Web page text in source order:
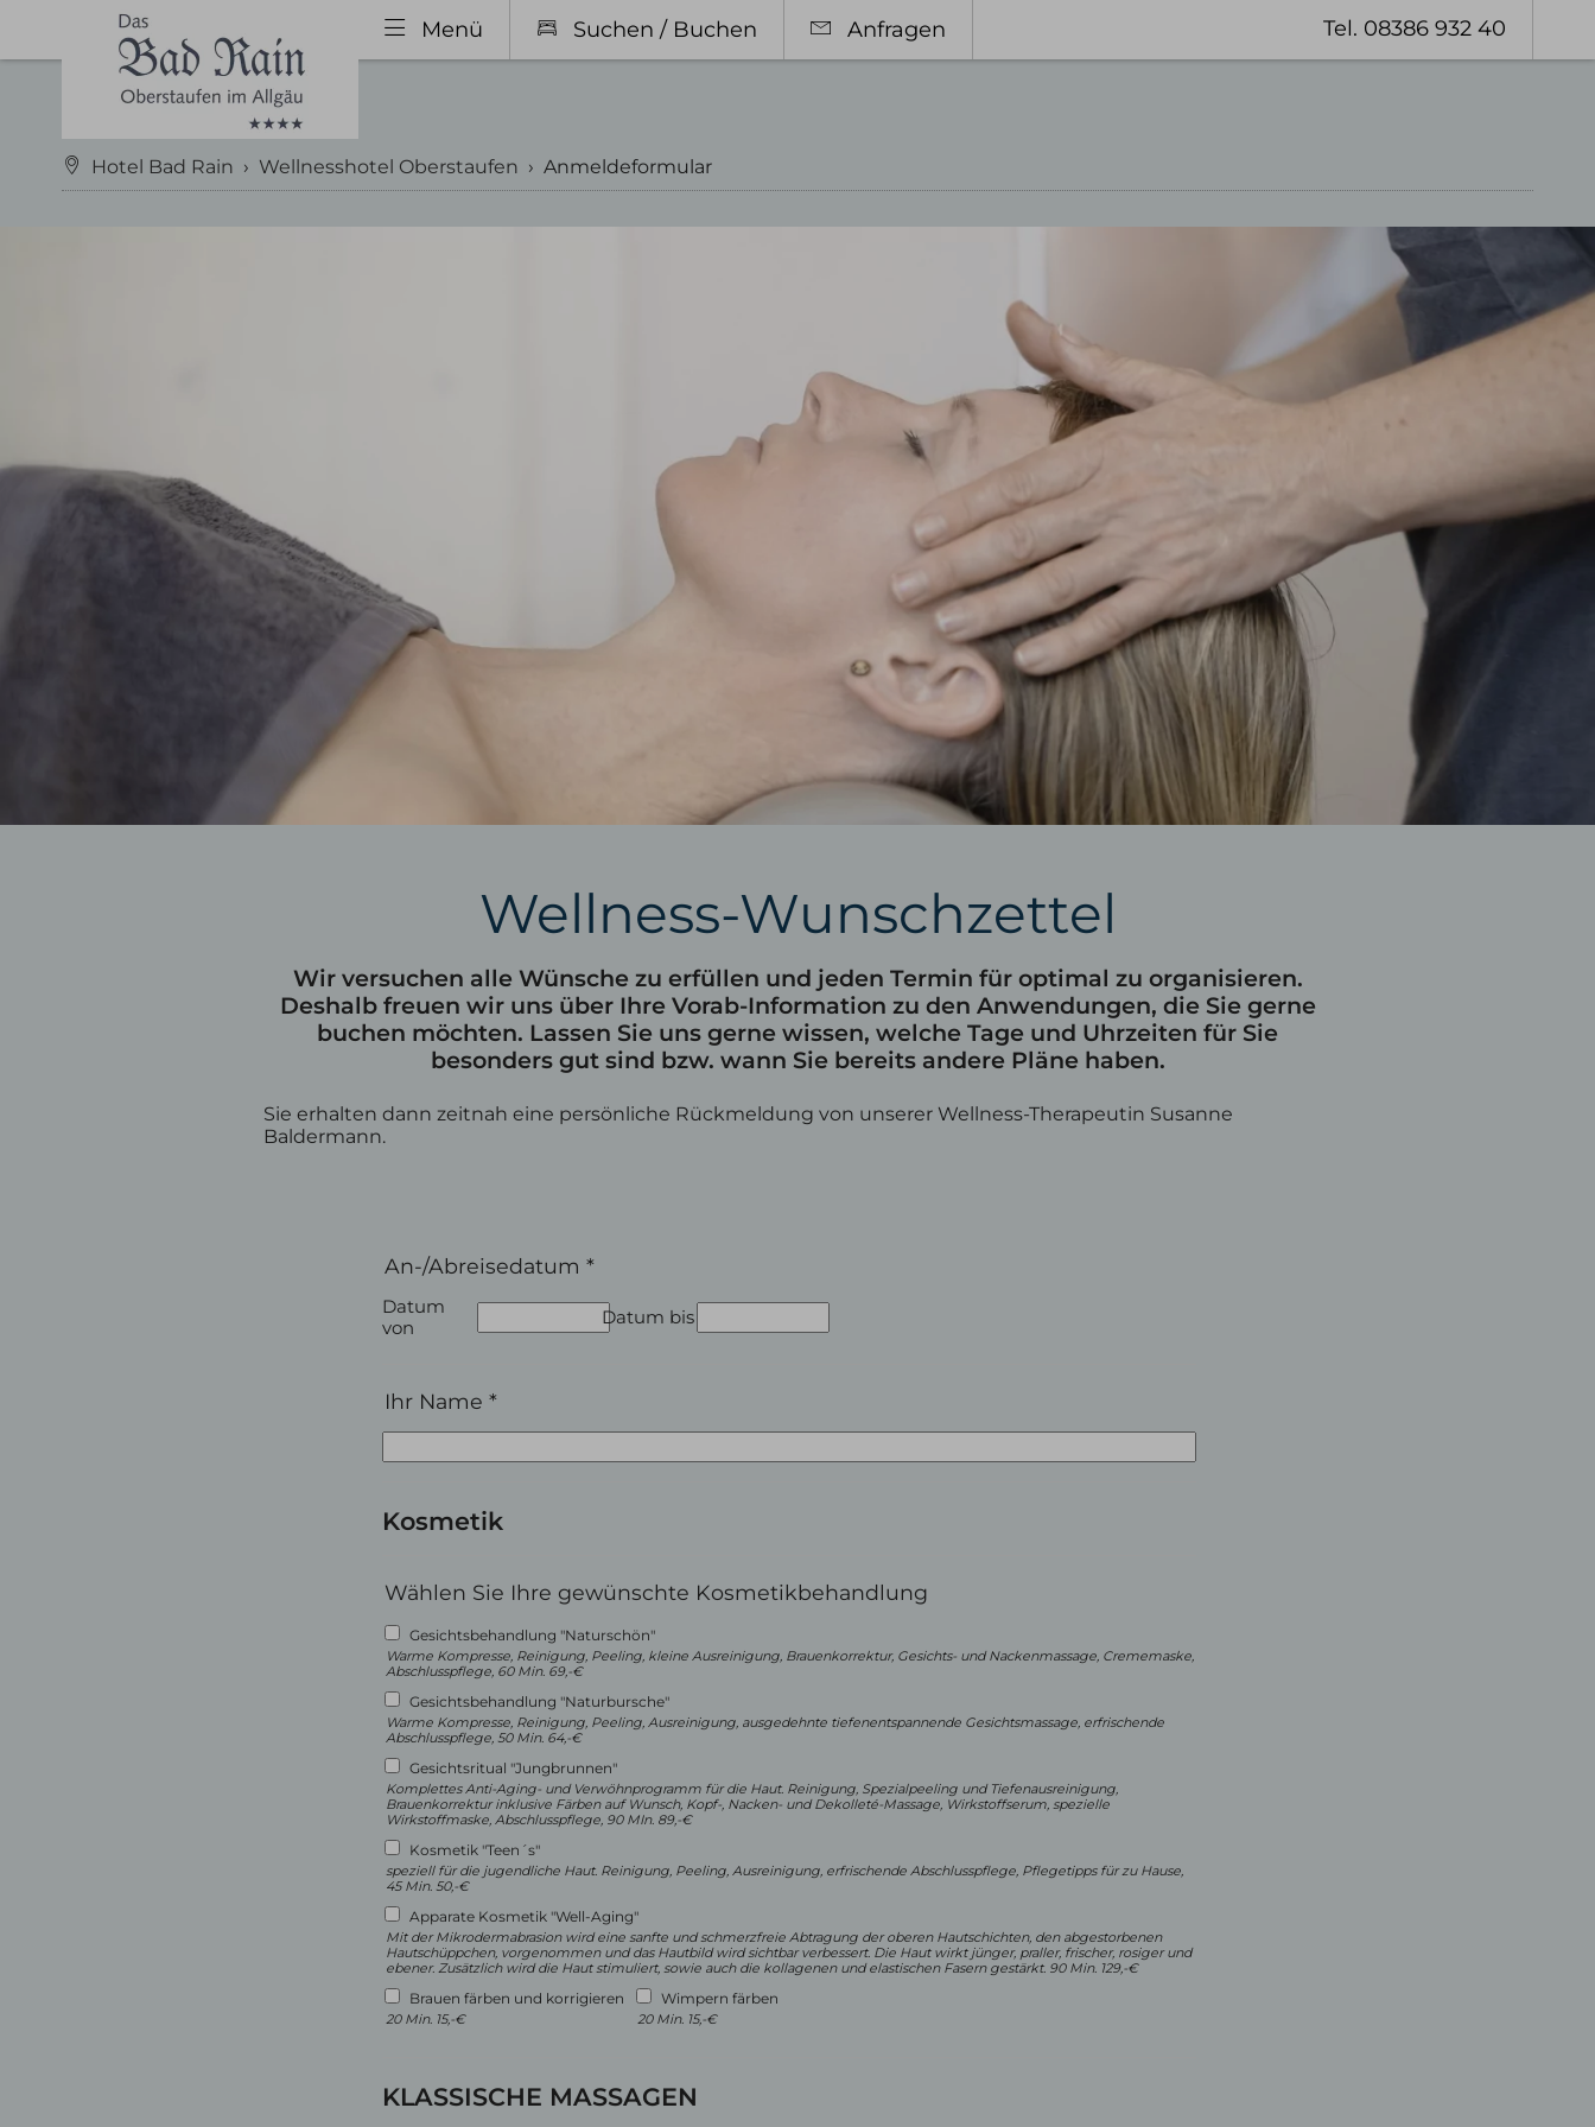
Menü Suchen / Buchen Anfragen Tel. 08386 932 40
Gutschein
Nachhaltigkeit
Restaurant in Oberstaufen
Biergarten & Terrasse
Speisekarte
Frühstück
Wanderhotel Oberstaufen
Naturpark Nagelfluhkette
Winterwandern
Geführte Wanderungen
Premiumwanderwege
Golfhotel Oberstaufen
Panoramagolf
Skigebiet Hündle-Thalkirchdorf
Fahrradhotel Oberstaufen
Leistungen für Radler
Urlaub mit dem EBike
Wellnesshotel Oberstaufen
Schrothkurhotel Oberstaufen
Wellnessangebote
Heilfasten
Unsere Therapeutin
Hotel Bad Rain › Wellnesshotel Oberstaufen › Anmeldeformular
Wellness-Wunschzettel
Wir versuchen alle Wünsche zu erfüllen und jeden Termin für optimal zu organisieren.
Deshalb freuen wir uns über Ihre Vorab-Information zu den Anwendungen, die Sie gerne
buchen möchten. Lassen Sie uns gerne wissen, welche Tage und Uhrzeiten für Sie
besonders gut sind bzw. wann Sie bereits andere Pläne haben.
Sie erhalten dann zeitnah eine persönliche Rückmeldung von unserer Wellness-Therapeutin Susanne
Baldermann.
An-/Abreisedatum *
Datum
von
Datum bis
Ihr Name *
Kosmetik
Wählen Sie Ihre gewünschte Kosmetikbehandlung
Gesichtsbehandlung "Naturschön"
Warme Kompresse, Reinigung, Peeling, kleine Ausreinigung, Brauenkorrektur, Gesichts- und Nackenmassage, Crememaske,
Abschlusspflege, 60 Min. 69,-€
Gesichtsbehandlung "Naturbursche"
Warme Kompresse, Reinigung, Peeling, Ausreinigung, ausgedehnte tiefenentspannende Gesichtsmassage, erfrischende
Abschlusspflege, 50 Min. 64,-€
Gesichtsritual "Jungbrunnen"
Komplettes Anti-Aging- und Verwöhnprogramm für die Haut. Reinigung, Spezialpeeling und Tiefenausreinigung,
Brauenkorrektur inklusive Färben auf Wunsch, Kopf-, Nacken- und Dekolleté-Massage, Wirkstoffserum, spezielle
Wirkstoffmaske, Abschlusspflege, 90 MIn. 89,-€
Kosmetik "Teen´s"
speziell für die jugendliche Haut. Reinigung, Peeling, Ausreinigung, erfrischende Abschlusspflege, Pflegetipps für zu Hause,
45 Min. 50,-€
Apparate Kosmetik "Well-Aging"
Mit der Mikrodermabrasion wird eine sanfte und schmerzfreie Abtragung der oberen Hautschichten, den abgestorbenen
Hautschüppchen, vorgenommen und das Hautbild wird sichtbar verbessert. Die Haut wirkt jünger, praller, frischer, rosiger und
ebener. Zusätzlich wird die Haut stimuliert, sowie auch die kollagenen und elastischen Fasern gestärkt. 90 Min. 129,-€
Brauen färben und korrigieren
20 Min. 15,-€
Wimpern färben
20 Min. 15,-€
KLASSISCHE MASSAGEN